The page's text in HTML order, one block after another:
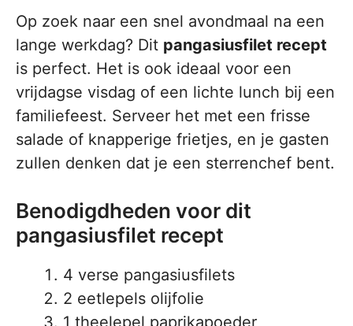
Op zoek naar een snel avondmaal na een
lange werkdag? Dit pangasiusfilet recept
is perfect. Het is ook ideaal voor een
vrijdagse visdag of een lichte lunch bij een
familiefeest. Serveer het met een frisse
salade of knapperige frietjes, en je gasten
zullen denken dat je een sterrenchef bent.
Benodigdheden voor dit
pangasiusfilet recept
4 verse pangasiusfilets
2 eetlepels olijfolie
1 theelepel paprikapoeder